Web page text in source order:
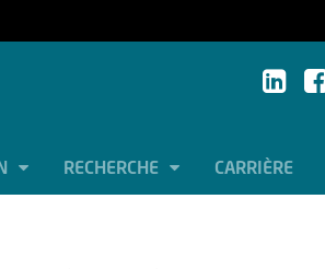
RECHERCHE CARRIÈRE